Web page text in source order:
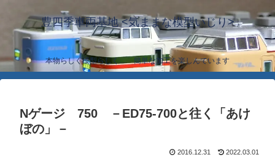
豊四季車両基地 <気ままな模型いじり>
本物らしく模型らしく… 簡単な加工を楽しんでいます
Nゲージ 750 －ED75-700と往く「あけ
ぼの」－
2016.12.31 2022.03.01